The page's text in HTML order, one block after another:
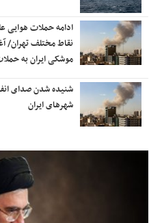
ادامه حملات هوایی
نقاط مختلف تهران/
موشکی ایران به
شنیده شدن صدای
شهرهای ایران